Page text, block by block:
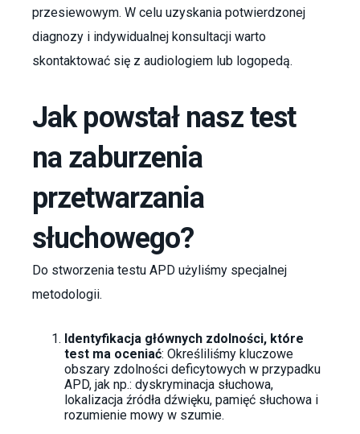
przesiewowym. W celu uzyskania potwierdzonej
diagnozy i indywidualnej konsultacji warto
skontaktować się z audiologiem lub logopedą.
Jak powstał nasz test
na zaburzenia
przetwarzania
słuchowego?
Do stworzenia testu APD użyliśmy specjalnej
metodologii.
Identyfikacja głównych zdolności, które
test ma oceniać: Określiliśmy kluczowe
obszary zdolności deficytowych w przypadku
APD, jak np.: dyskryminacja słuchowa,
lokalizacja źródła dźwięku, pamięć słuchowa i
rozumienie mowy w szumie.